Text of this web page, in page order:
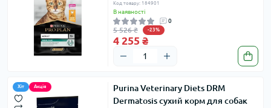
Код товару: 184901
В наявності
0
5 526 ₴ -23%
4 255 ₴
Хіт Акція
Purina Veterinary Diets DRM
Dermatosis сухий корм для собак